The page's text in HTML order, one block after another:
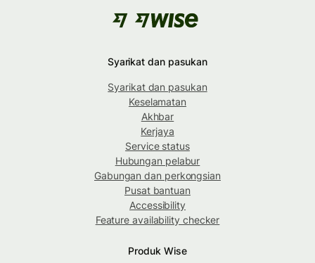
Syarikat dan pasukan
Syarikat dan pasukan
Keselamatan
Akhbar
Kerjaya
Service status
Hubungan pelabur
Gabungan dan perkongsian
Pusat bantuan
Accessibility
Feature availability checker
Produk Wise